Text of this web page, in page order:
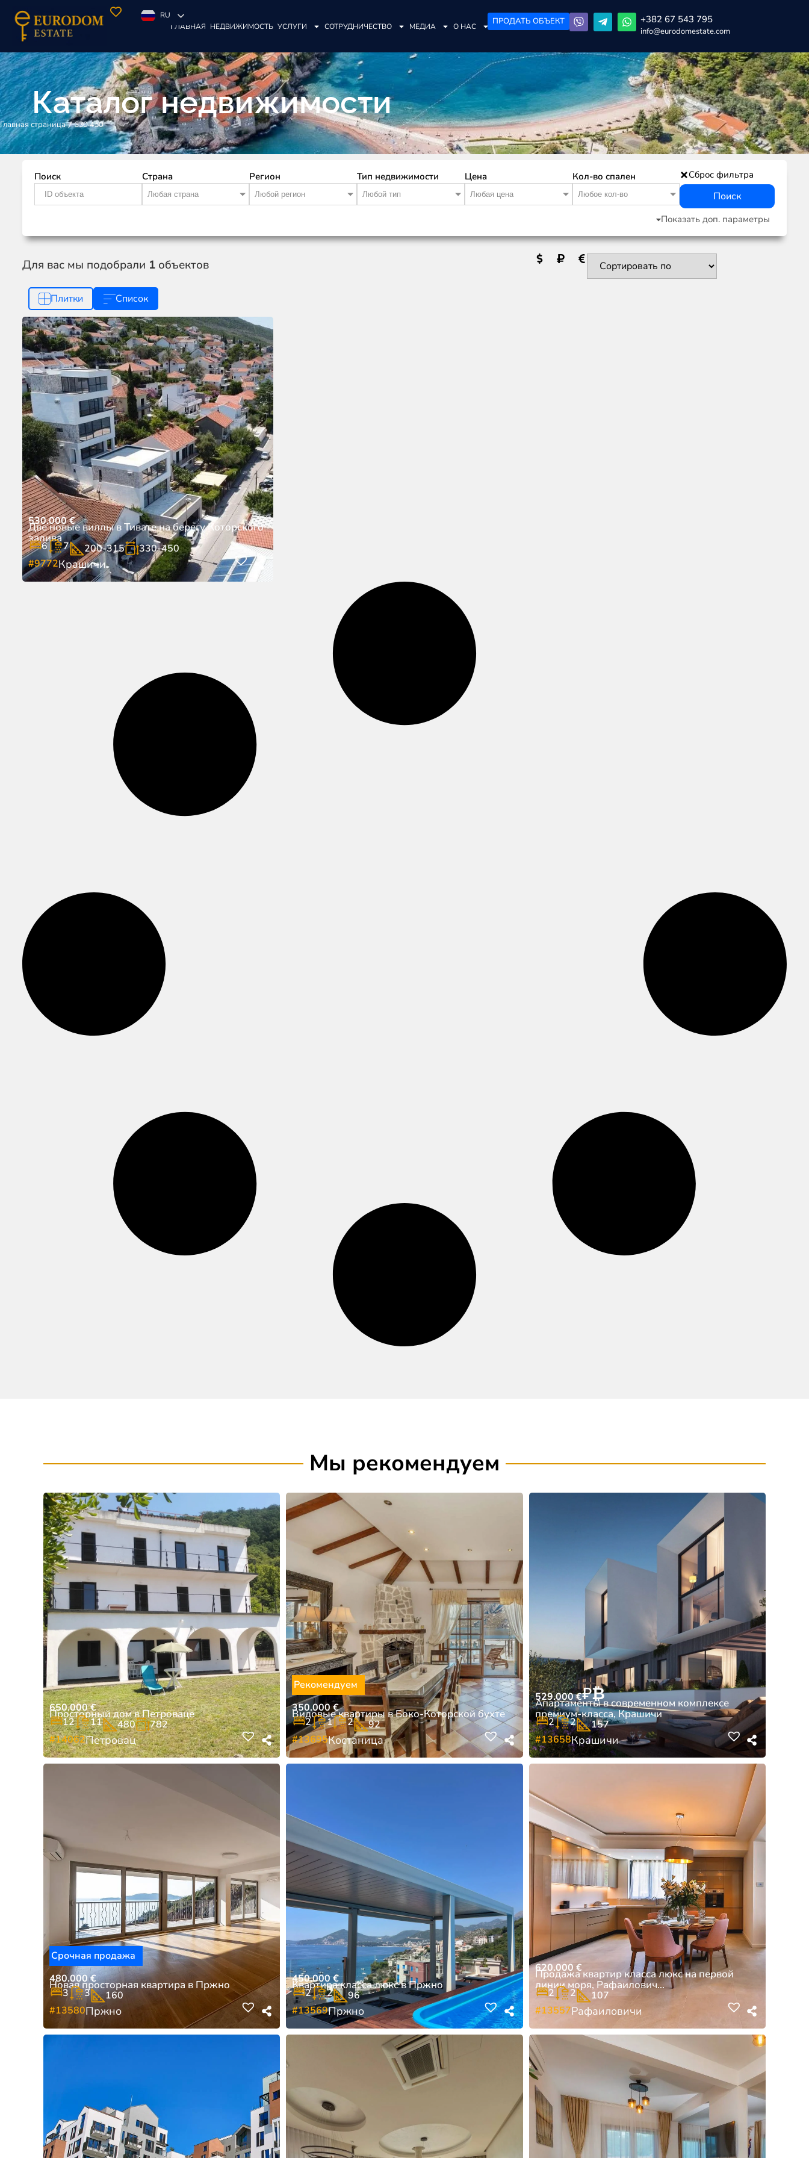
RU
ГЛАВНАЯ НЕДВИЖИМОСТЬ УСЛУГИ СОТРУДНИЧЕСТВО МЕДИА О НАС ПРОДАТЬ ОБЪЕКТ +382 67 543 795
info@eurodomestate.com
Каталог недвижимости
Главная страница/330-450
Поиск Страна
Любая страна
Регион
Любой регион
Тип недвижимости
Любой тип
Цена
Любая цена
Кол-во спален
Любое кол-во
Сброс фильтра
Поиск
Показать доп. параметры
Для вас мы подобрали 1 объектов
Плитки Список
530.000€
Две новые виллы в Тивате на берегу Которского
залива
6 7 200-315
330-450
#9772Крашичи
Мы рекомендуем
650.000€
Просторный дом в Петроваце
12 11 480
782
#14062Петровац
350.000€
Видовые квартиры в Боко-Которской бухте
2 1 2
92
#13695Костаница
Рекомендуем
529.000€₽₿
Апартаменты в современном комплексе
премиум-класса, Крашичи
2 2
157
#13658Крашичи
480.000€
Новая просторная квартира в Пржно
3 3
160
#13580Пржно
Срочная продажа
450.000€
Квартира класса люкс в Пржно
2 2
96
#13569Пржно
620.000 €
Продажа квартир класса люкс на первой
линии моря, Рафаилович...
2 2
107
#13557Рафаиловичи